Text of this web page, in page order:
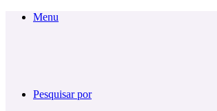
Menu
Pesquisar por